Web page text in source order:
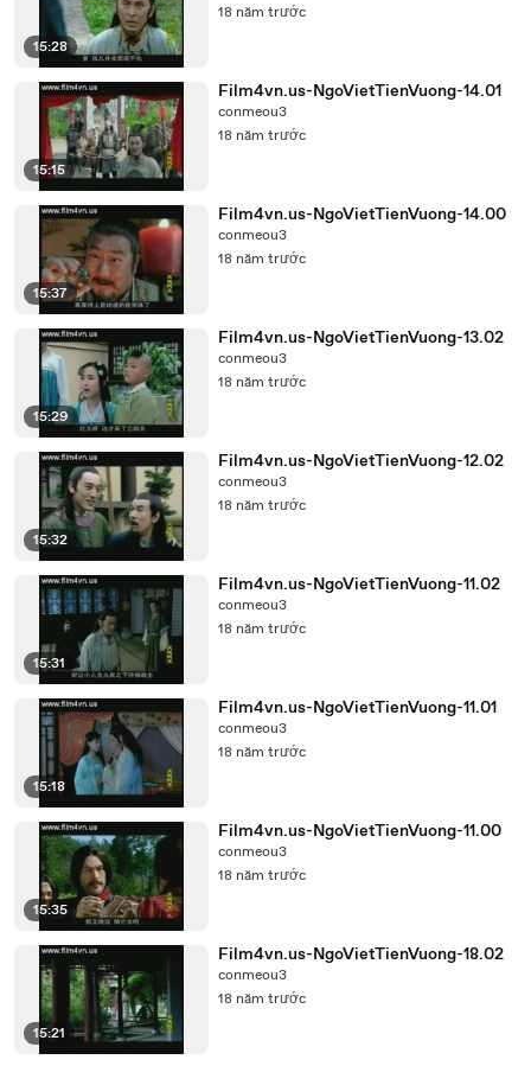
15:28
18 năm trước
15:15
Film4vn.us-NgoVietTienVuong-14.01
conmeou3
18 năm trước
15:37
Film4vn.us-NgoVietTienVuong-14.00
conmeou3
18 năm trước
15:29
Film4vn.us-NgoVietTienVuong-13.02
conmeou3
18 năm trước
15:32
Film4vn.us-NgoVietTienVuong-12.02
conmeou3
18 năm trước
15:31
Film4vn.us-NgoVietTienVuong-11.02
conmeou3
18 năm trước
15:18
Film4vn.us-NgoVietTienVuong-11.01
conmeou3
18 năm trước
15:35
Film4vn.us-NgoVietTienVuong-11.00
conmeou3
18 năm trước
15:21
Film4vn.us-NgoVietTienVuong-18.02
conmeou3
18 năm trước